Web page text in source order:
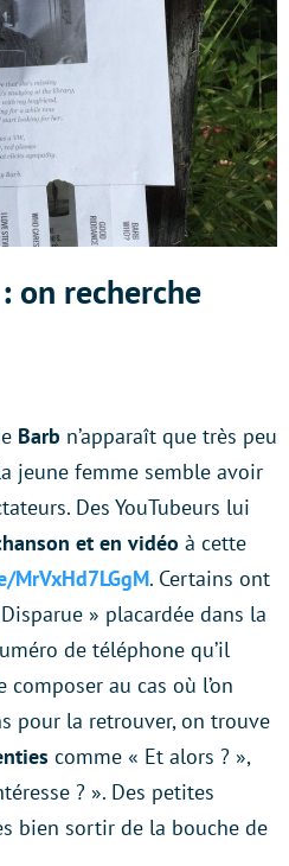
on recherche
Barb n’apparaît que très peu
jeune femme semble avoir
Des YouTubeurs lui
et en vidéo à cette
. Certains ont
» placardée dans la
de téléphone qu’il
au cas où l’on
pour la retrouver, on trouve
comme « Et alors ? »,
? ». Des petites
bien sortir de la bouche de